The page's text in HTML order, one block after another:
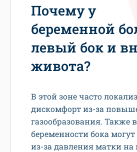
Почему у
беременной
левый бок и
живота?
В этой зоне часто
дискомфорт из-за
газообразования. Также
беременности бока
из-за давления матки